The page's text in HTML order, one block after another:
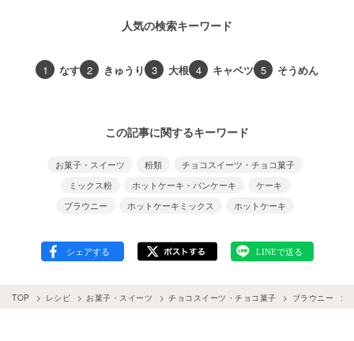
人気の検索キーワード
1 なす 2 きゅうり 3 大根 4 キャベツ 5 そうめん
この記事に関するキーワード
お菓子・スイーツ 粉類
チョコスイーツ・チョコ菓子
ミックス粉
ホットケーキ・パンケーキ
ケーキ
ブラウニー
ホットケーキミックス ホットケーキ
TOP レシピ お菓子・スイーツ チョコスイーツ・チョコ菓子 ブラウニー